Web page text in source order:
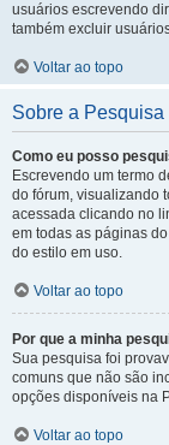
usuários escrevendo
também excluir
Voltar ao topo
Sobre a Pesquisa
Como eu posso
Escrevendo um termo
do fórum, visualizando
acessada clicando no
em todas as páginas
do estilo em uso.
Voltar ao topo
Por que a minha
Sua pesquisa foi
comuns que não são
opções disponíveis na
Voltar ao topo